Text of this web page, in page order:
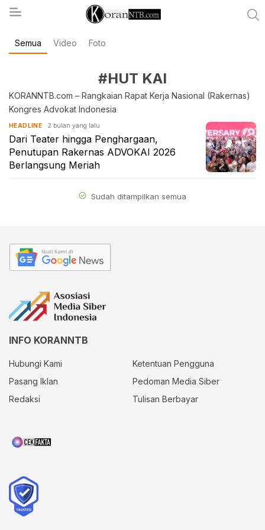
koranntb.com
Semua Video Foto
#HUT KAI
KORANNTB.com – Rangkaian Rapat Kerja Nasional (Rakernas)
Kongres Advokat Indonesia
HEADLINE 2 bulan yang lalu
Dari Teater hingga Penghargaan,
Penutupan Rakernas ADVOKAI 2026
Berlangsung Meriah
Sudah ditampilkan semua
INFO KORANNTB
Hubungi Kami
Ketentuan Pengguna
Pasang Iklan
Pedoman Media Siber
Redaksi
Tulisan Berbayar